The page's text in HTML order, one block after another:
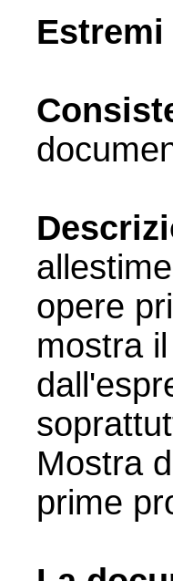
opere
mostra
Mostra
prime